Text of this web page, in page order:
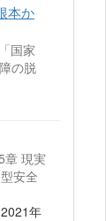
本か
国家
の脱
章 現実
安全
年